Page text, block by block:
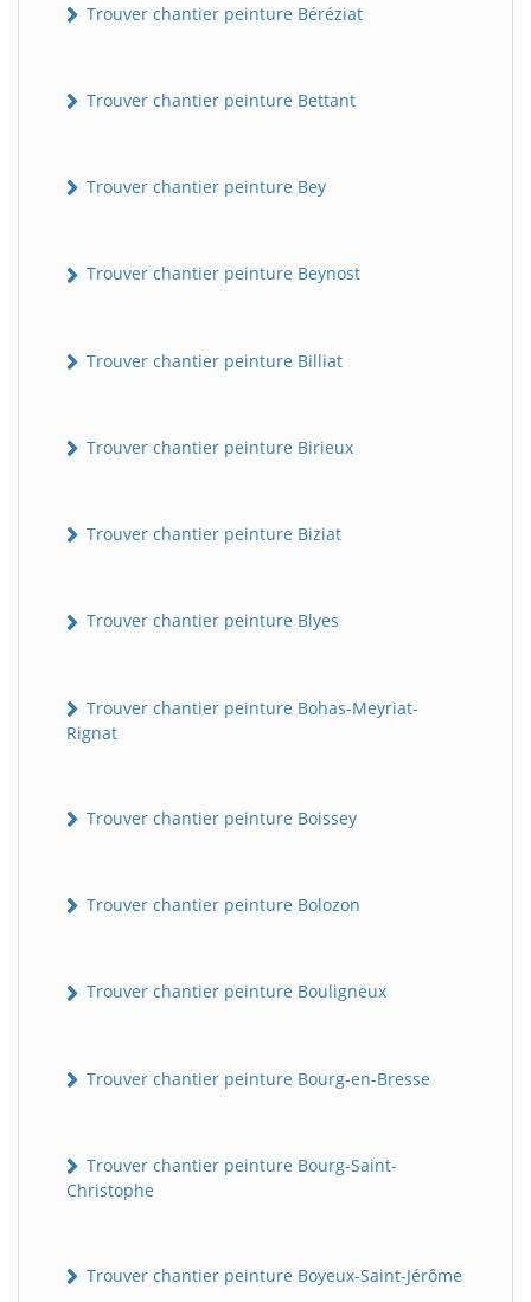
Trouver chantier peinture Béréziat
Trouver chantier peinture Bettant
Trouver chantier peinture Bey
Trouver chantier peinture Beynost
Trouver chantier peinture Billiat
Trouver chantier peinture Birieux
Trouver chantier peinture Biziat
Trouver chantier peinture Blyes
Trouver chantier peinture Bohas-Meyriat-
Rignat
Trouver chantier peinture Boissey
Trouver chantier peinture Bolozon
Trouver chantier peinture Bouligneux
Trouver chantier peinture Bourg-en-Bresse
Trouver chantier peinture Bourg-Saint-
Christophe
Trouver chantier peinture Boyeux-Saint-Jérôme